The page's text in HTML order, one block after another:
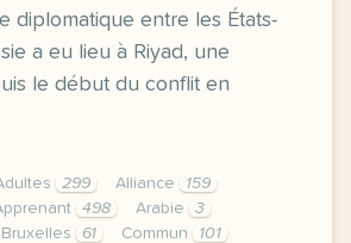
diplomatique entre les États-
a eu lieu à Riyad, une
le début du conflit en
299 Alliance
159
498 Arabie
3
Bruxelles 61 Commun 101